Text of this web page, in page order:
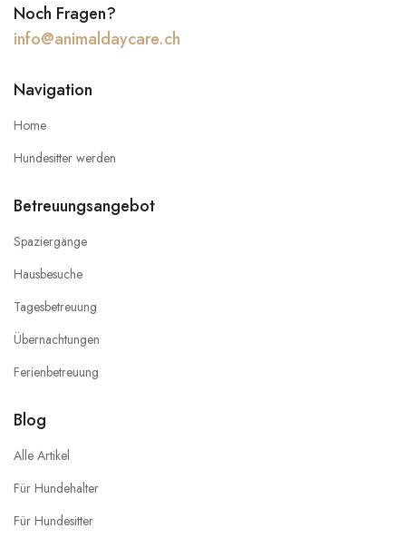
Noch Fragen?
info@animaldaycare.ch
Navigation
Home
Hundesitter werden
Betreuungsangebot
Spaziergänge
Hausbesuche
Tagesbetreuung
Übernachtungen
Ferienbetreuung
Blog
Alle Artikel
Für Hundehalter
Für Hundesitter